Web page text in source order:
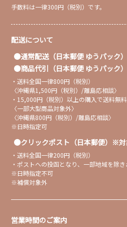
手数料は一律300円（税別）です。
配送について
通常配送（日本郵便 ゆうパック）
商品代引（日本郵便 ゆうパック）
・送料全国一律800円（税別）
〈沖縄県1,500円（税別）/離島応相談〉
・15,000円（税別）以上の購入で送料無料
〈一部大型商品対象外〉
〈沖縄県800円（税別）/離島応相談〉
※日時指定可
クリックポスト（日本郵便）※
・送料全国一律200円（税別）
・ポストへの投函となり、一部地域を除
※日時指定不可
※補償対象外
営業時間のご案内